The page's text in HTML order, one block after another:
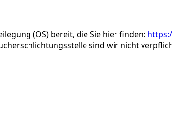
(OS) bereit, die Sie hier finden:
sind wir nicht